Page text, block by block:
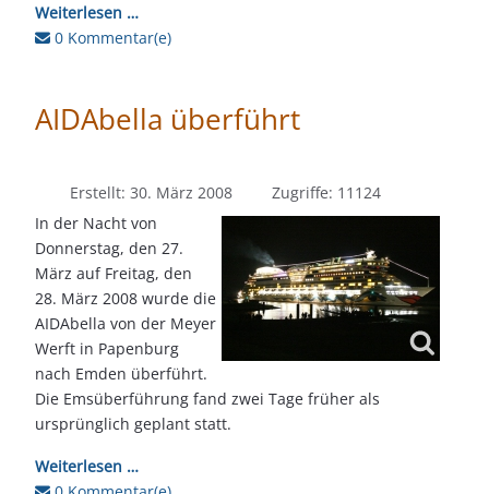
Weiterlesen …
0 Kommentar(e)
AIDAbella überführt
Erstellt: 30. März 2008
Zugriffe: 11124
In der Nacht von
Donnerstag, den 27.
März auf Freitag, den
28. März 2008 wurde die
AIDAbella von der Meyer
Werft in Papenburg
nach Emden überführt.
Die Emsüberführung fand zwei Tage früher als
ursprünglich geplant statt.
Weiterlesen …